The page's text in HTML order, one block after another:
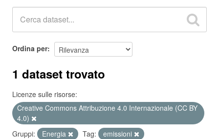
Ordina per
1 dataset trovato
Licenze sulle risorse:
Creative Commons Attribuzione 4.0 Internazionale (CC BY
4.0)
Gruppi:
Energia Tag:
emissioni